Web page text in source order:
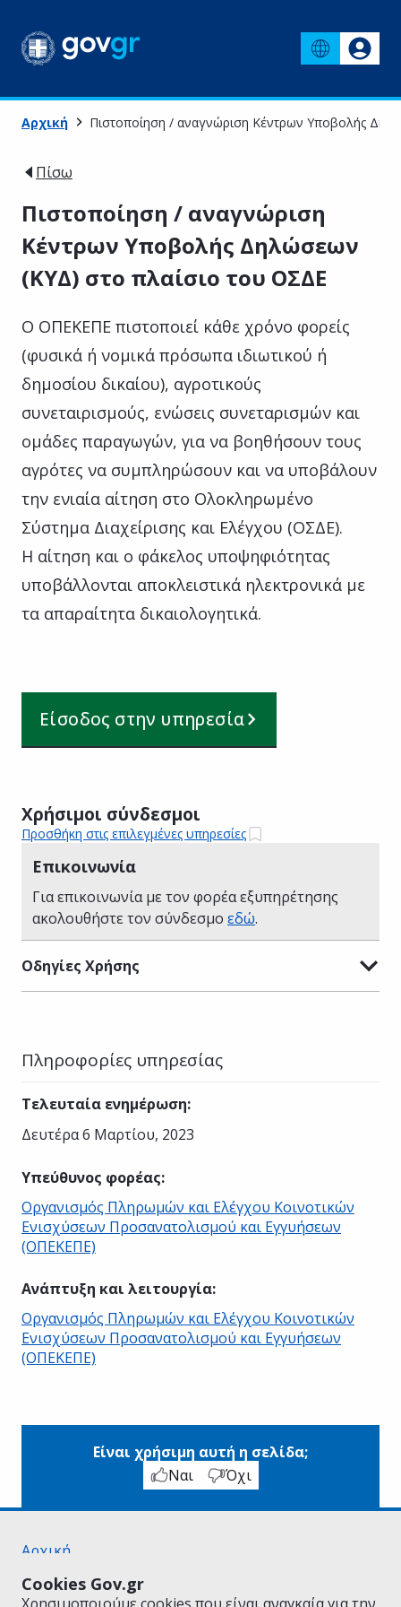
Cookies Gov.gr
Αρχική Πιστοποίηση / αναγνώριση Κέντρων Υποβολής
Πίσω
Πιστοποίηση / αναγνώριση
Κέντρων Υποβολής Δηλώσεων
(ΚΥΔ) στο πλαίσιο του ΟΣΔΕ
Ο ΟΠΕΚΕΠΕ πιστοποιεί κάθε χρόνο φορείς
(φυσικά ή νομικά πρόσωπα ιδιωτικού ή
δημοσίου δικαίου), αγροτικούς
συνεταιρισμούς, ενώσεις συνεταρισμών και
ομάδες παραγωγών, για να βοηθήσουν τους
αγρότες να συμπληρώσουν και να υποβάλουν
την ενιαία αίτηση στο Ολοκληρωμένο
Σύστημα Διαχείρισης και Ελέγχου (ΟΣΔΕ).
Η αίτηση και ο φάκελος υποψηφιότητας
υποβάλλονται αποκλειστικά ηλεκτρονικά με
τα απαραίτητα δικαιολογητικά.
Είσοδος στην υπηρεσία
Χρήσιμοι σύνδεσμοι
Προσθήκη στις επιλεγμένες υπηρεσίες
Επικοινωνία
Για επικοινωνία με τον φορέα εξυπηρέτησης
ακολουθήστε τον σύνδεσμο εδώ.
Οδηγίες Χρήσης
Πληροφορίες υπηρεσίας
Τελευταία ενημέρωση:
Δευτέρα 6 Μαρτίου, 2023
Υπεύθυνος φορέας:
Οργανισμός Πληρωμών και Ελέγχου Κοινοτικών
Ενισχύσεων Προσανατολισμού και Εγγυήσεων
(ΟΠΕΚΕΠΕ)
Ανάπτυξη και λειτουργία:
Οργανισμός Πληρωμών και Ελέγχου Κοινοτικών
Ενισχύσεων Προσανατολισμού και Εγγυήσεων
(ΟΠΕΚΕΠΕ)
Είναι χρήσιμη αυτή η σελίδα;
Ναι
Όχι
Αρχική
Όροι Χρήσης